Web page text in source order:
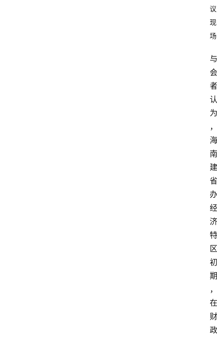
议
现
场
与
会
者
认
为
，
海
南
建
省
办
经
济
特
区
初
期
，
在
财
政